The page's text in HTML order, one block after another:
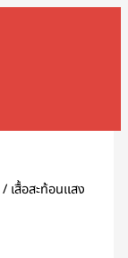
/ เสื้อสะท้อนแสง